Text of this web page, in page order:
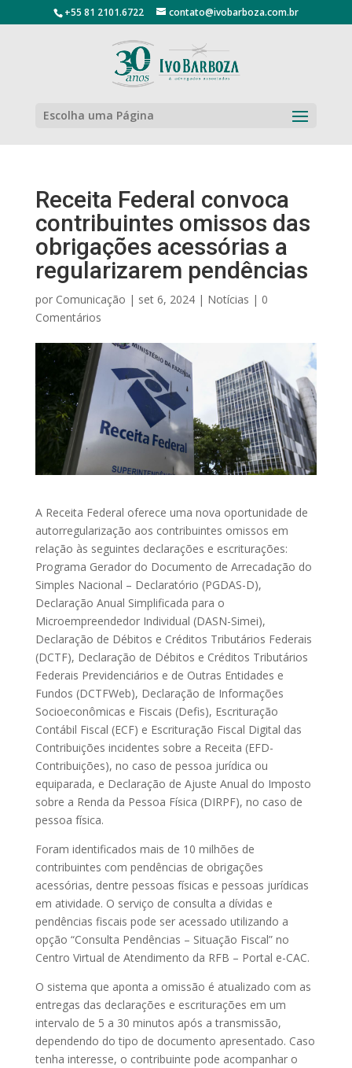
+55 81 2101.6722 contato@ivobarboza.com.br
Escolha uma Página
Receita Federal convoca
contribuintes omissos das
obrigações acessórias a
regularizarem pendências
por Comunicação | set 6, 2024| Notícias | 0
Comentários
A Receita Federal oferece uma nova oportunidade de
autorregularização aos contribuintes omissos em
relação às seguintes declarações e escriturações:
Programa Gerador do Documento de Arrecadação do
Simples Nacional – Declaratório (PGDAS-D),
Declaração Anual Simplificada para o
Microempreendedor Individual (DASN-Simei),
Declaração de Débitos e Créditos Tributários Federais
(DCTF), Declaração de Débitos e Créditos Tributários
Federais Previdenciários e de Outras Entidades e
Fundos (DCTFWeb), Declaração de Informações
Socioeconômicas e Fiscais (Defis), Escrituração
Contábil Fiscal (ECF) e Escrituração Fiscal Digital das
Contribuições incidentes sobre a Receita (EFD-
Contribuições), no caso de pessoa jurídica ou
equiparada, e Declaração de Ajuste Anual do Imposto
sobre a Renda da Pessoa Física (DIRPF), no caso de
pessoa física.
Foram identificados mais de 10 milhões de
contribuintes com pendências de obrigações
acessórias, dentre pessoas físicas e pessoas jurídicas
em atividade. O serviço de consulta a dívidas e
pendências fiscais pode ser acessado utilizando a
opção “Consulta Pendências – Situação Fiscal” no
Centro Virtual de Atendimento da RFB – Portal e-CAC.
O sistema que aponta a omissão é atualizado com as
entregas das declarações e escriturações em um
intervalo de 5 a 30 minutos após a transmissão,
dependendo do tipo de documento apresentado. Caso
tenha interesse, o contribuinte pode acompanhar o